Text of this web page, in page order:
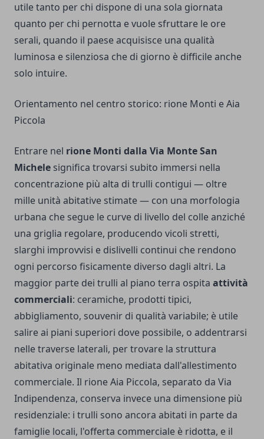
utile tanto per chi dispone di una sola giornata
quanto per chi pernotta e vuole sfruttare le ore
serali, quando il paese acquisisce una qualità
luminosa e silenziosa che di giorno è difficile anche
solo intuire.
Orientamento nel centro storico: rione Monti e Aia
Piccola
Entrare nel rione Monti dalla Via Monte San
Michele significa trovarsi subito immersi nella
concentrazione più alta di trulli contigui — oltre
mille unità abitative stimate — con una morfologia
urbana che segue le curve di livello del colle anziché
una griglia regolare, producendo vicoli stretti,
slarghi improvvisi e dislivelli continui che rendono
ogni percorso fisicamente diverso dagli altri. La
maggior parte dei trulli al piano terra ospita attività
commerciali: ceramiche, prodotti tipici,
abbigliamento, souvenir di qualità variabile; è utile
salire ai piani superiori dove possibile, o addentrarsi
nelle traverse laterali, per trovare la struttura
abitativa originale meno mediata dall'allestimento
commerciale. Il rione Aia Piccola, separato da Via
Indipendenza, conserva invece una dimensione più
residenziale: i trulli sono ancora abitati in parte da
famiglie locali, l'offerta commerciale è ridotta, e il